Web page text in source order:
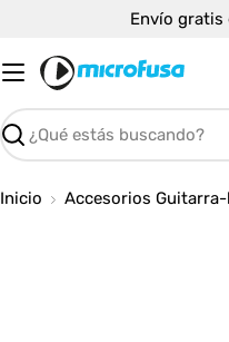
contenido
Envío gratis
Buscar
Inicio Accesorios